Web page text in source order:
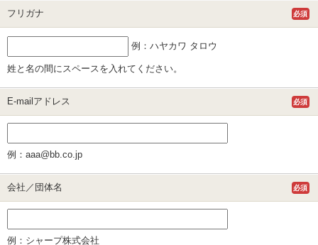
フリガナ 必須
例：ハヤカワ タロウ
姓と名の間にスペースを入れてください。
E-mailアドレス 必須
例：aaa@bb.co.jp
会社／団体名 必須
例：シャープ株式会社